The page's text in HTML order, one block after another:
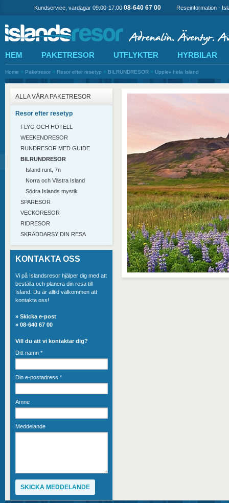
Home » Paketresor » Resor efter resetyp » BILRUNDRESOR » Upplev hela Island
ALLA VÅRA PAKETRESOR
Resor efter resetyp
FLYG OCH HOTELL
WEEKENDRESOR
RUNDRESOR MED GUIDE
BILRUNDRESOR
Island runt, 7n
Norra och Västra Island
Södra Islands mystik
SPARESOR
VECKORESOR
RIDRESOR
SKRÄDDARSY DIN RESA
KONTAKTA OSS
Vi på Islandsresor hjälper dig med att
beställa och planera din resa till
Island. Du är alltid välkommen att
kontakta oss!
» Skicka e-post
» 08-640 67 00
Vill du att vi kontaktar dig?
Ditt namn *
Din e-postadress *
Ämne
Meddelande
HEM PAKETRESOR UTFLYKTER HYRBILAR
Reseinformation -
Kundservice, vardagar 09:00-17:00 08-640 67 00